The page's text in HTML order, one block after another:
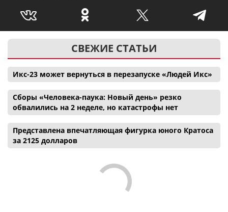
СВЕЖИЕ СТАТЬИ
Икс-23 может вернуться в перезапуске «Людей Икс»
Сборы «Человека-паука: Новый день» резко
обвалились на 2 неделе, но катастрофы нет
Представлена впечатляющая фигурка юного Кратоса
за 2125 долларов